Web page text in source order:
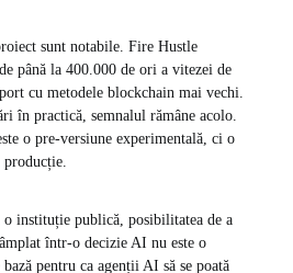
sunt notabile. Fire Hustle
până la 400.000 de ori a vitezei de
cu metodele blockchain mai vechi.
în practică, semnalul rămâne acolo.
o pre-versiune experimentală, ci o
producție.
o instituție publică, posibilitatea de a
într-o decizie AI nu este o
pentru ca agenții AI să se poată